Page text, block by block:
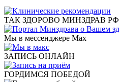
ТАК ЗДОРОВО МИНЗДРАВ РФ
Мы в мессенджере Max
ЗАПИСЬ ОНЛАЙН
ГОРДИМСЯ ПОБЕДОЙ